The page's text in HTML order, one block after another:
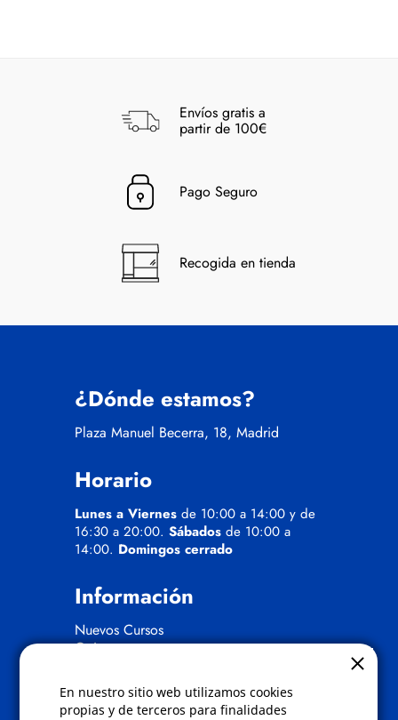
En nuestro sitio web utilizamos cookies
propias y de terceros para finalidades
Envíos gratis a
partir de 100€
Pago Seguro
Recogida en tienda
¿Dónde estamos?
Plaza Manuel Becerra, 18, Madrid
Horario
Lunes a Viernes de 10:00 a 14:00 y de
16:30 a 20:00. Sábados de 10:00 a
14:00. Domingos cerrado
Información
Nuevos Cursos
Quienes somos
Políticas